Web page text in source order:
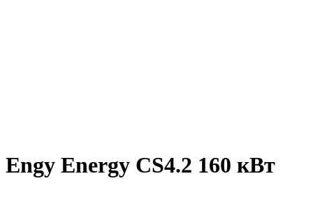
Engy Energy CS4.2 160 кВт